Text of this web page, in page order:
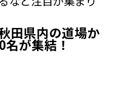
田県内の道場か
名が集結！